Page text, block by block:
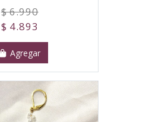
$ 6.990
$ 4.893
Agregar